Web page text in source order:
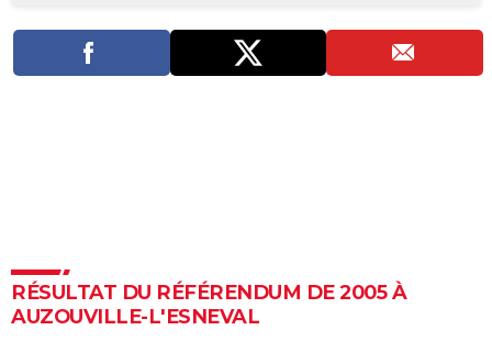
PHOTO
GUIDES D'ACHAT
COPAINS D'AVANT
RÉSULTAT DU RÉFÉRENDUM DE 2005 À
AUZOUVILLE-L'ESNEVAL